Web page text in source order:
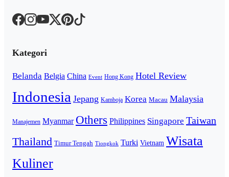
Kategori
Belanda Belgia China Event Hong Kong Hotel Review
Indonesia Jepang Kamboja Korea Macau Malaysia
Manajemen Myanmar Others Philippines Singapore Taiwan
Thailand Timur Tengah Tiongkok Turki Vietnam Wisata
Kuliner